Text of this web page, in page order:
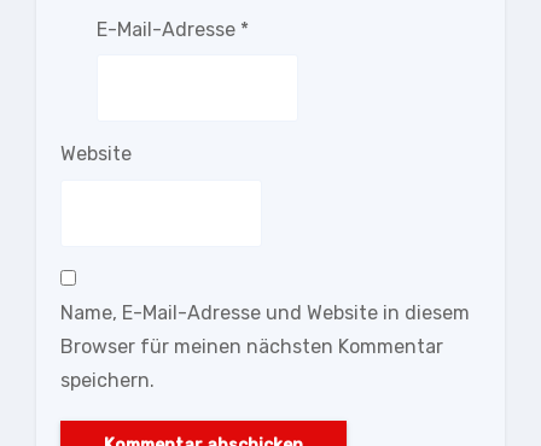
E-Mail-Adresse *
Website
Name, E-Mail-Adresse und Website in diesem
Browser für meinen nächsten Kommentar
speichern.